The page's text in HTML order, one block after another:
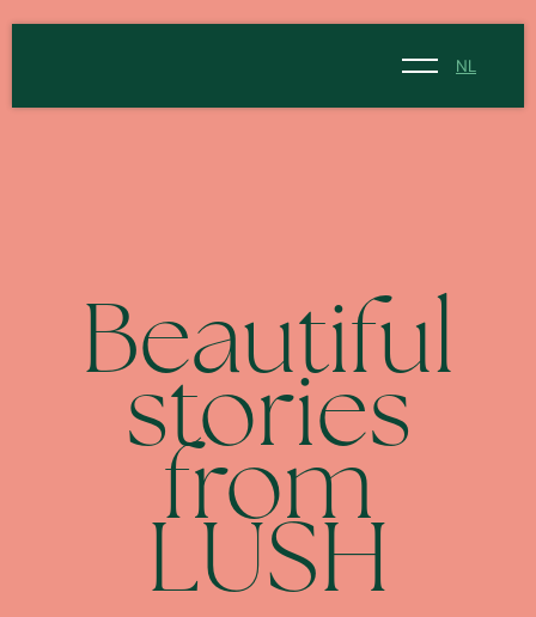
NL
NL
Beautiful
stories
from
LUSH